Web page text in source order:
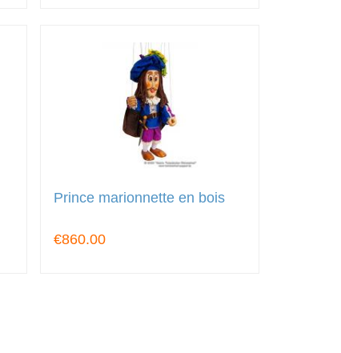
Prince marionnette en bois
€860.00